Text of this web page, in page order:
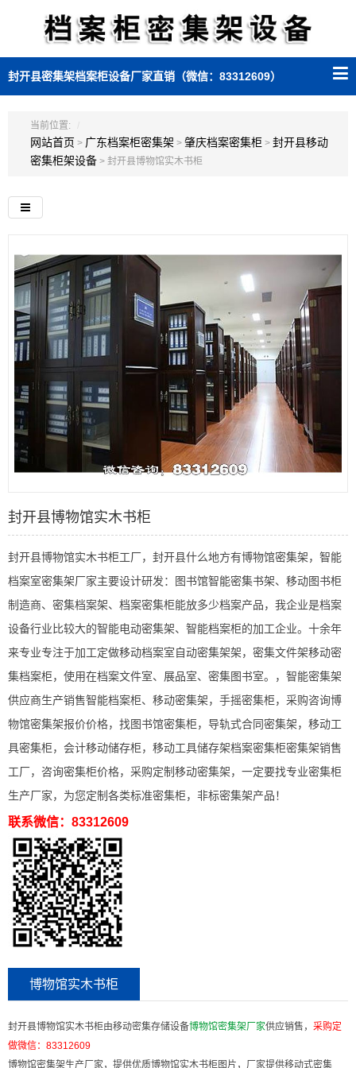
封开县密集架档案柜设备厂家直销（微信：83312609）
当前位置:
网站首页 > 广东档案柜密集架 > 肇庆档案密集柜 > 封开县移动
密集柜架设备 > 封开县博物馆实木书柜
封开县博物馆实木书柜
封开县博物馆实木书柜工厂，封开县什么地方有博物馆密集架，智能
档案室密集架厂家主要设计研发：图书馆智能密集书架、移动图书柜
制造商、密集档案架、档案密集柜能放多少档案产品，我企业是档案
设备行业比较大的智能电动密集架、智能档案柜的加工企业。十余年
来专业专注于加工定做移动档案室自动密集架架，密集文件架移动密
集档案柜，使用在档案文件室、展品室、密集图书室。，智能密集架
供应商生产销售智能档案柜、移动密集架，手摇密集柜，采购咨询博
物馆密集架报价价格，找图书馆密集柜，导轨式合同密集架，移动工
具密集柜，会计移动储存柜，移动工具储存架档案密集柜密集架销售
工厂，咨询密集柜价格，采购定制移动密集架，一定要找专业密集柜
生产厂家，为您定制各类标准密集柜，非标密集架产品！
联系微信：83312609
博物馆实木书柜
封开县博物馆实木书柜由移动密集存储设备博物馆密集架厂家供应销售， 采购定
做微信： 83312609
博物馆密集架生产厂家，提供优质博物馆实木书柜图片，厂家提供移动式密集